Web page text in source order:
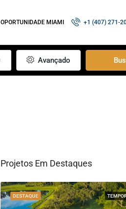
OPORTUNIDADE MIAMI +1 (407) 271-
Avançado
Projetos Em Destaques
DESTAQUE